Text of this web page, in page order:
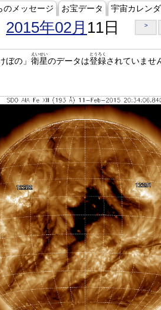
のメッセージ お宝データ 宇宙カレン
2015年02月 11日 >
ぼの」 衛星
えいせい
のデータは登録
とうろく
されていませ